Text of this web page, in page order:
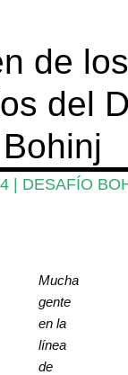
de los
del
| DESAFÍO
Mucha
gente
en la
línea
de